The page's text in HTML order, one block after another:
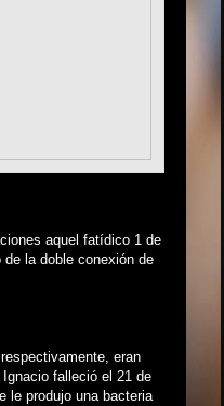
aquel fatídico 1 de
la doble conexión de
eran
falleció el 21 de
le produjo una bacteria